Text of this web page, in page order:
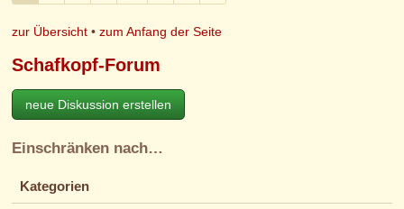
zur Übersicht •zum Anfang der Seite
Schafkopf-Forum
neue Diskussion erstellen
Einschränken nach…
Kategorien